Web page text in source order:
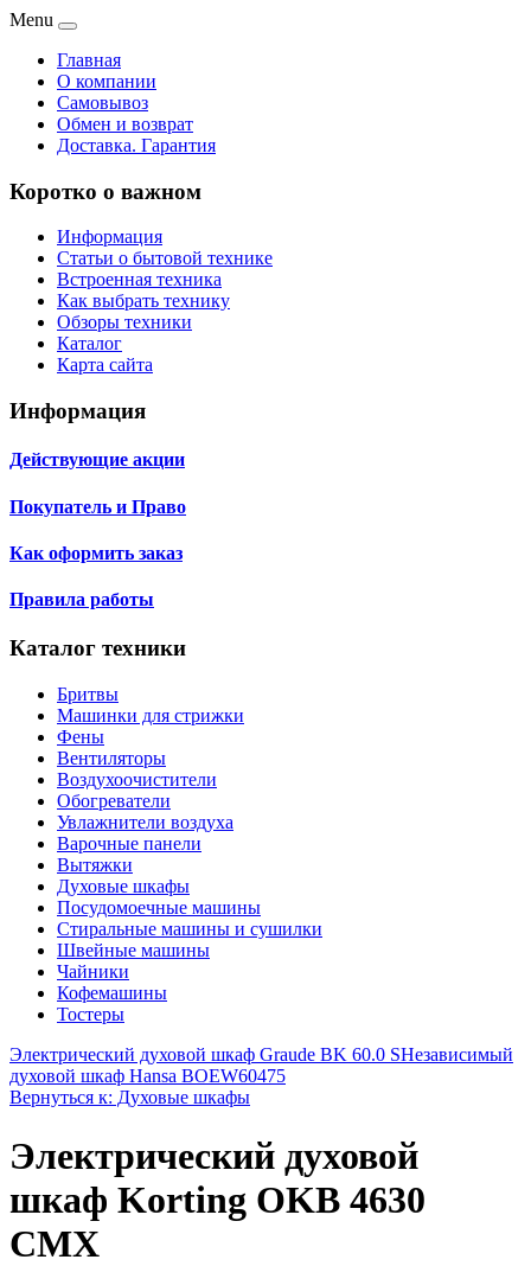
Menu
Главная
О компании
Самовывоз
Обмен и возврат
Доставка. Гарантия
Коротко о важном
Информация
Статьи о бытовой технике
Встроенная техника
Как выбрать технику
Обзоры техники
Каталог
Карта сайта
Информация
Действующие акции
Покупатель и Право
Как оформить заказ
Правила работы
Каталог техники
Бритвы
Машинки для стрижки
Фены
Вентиляторы
Воздухоочистители
Обогреватели
Увлажнители воздуха
Варочные панели
Вытяжки
Духовые шкафы
Посудомоечные машины
Стиральные машины и сушилки
Швейные машины
Чайники
Кофемашины
Тостеры
Электрический духовой шкаф Graude BK 60.0 SНезависимый
духовой шкаф Hansa BOEW60475
Вернуться к: Духовые шкафы
Электрический духовой
шкаф Korting OKB 4630
CMX